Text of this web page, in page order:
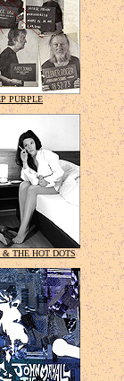
PURPLE
& THE HOT DOTS